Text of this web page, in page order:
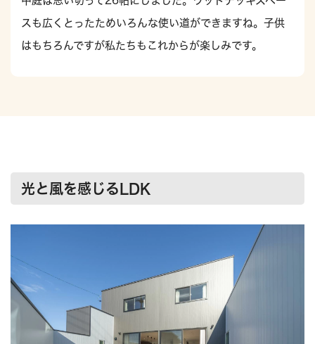
スも広くとったためいろんな使い道ができますね。子供
はもちろんですが私たちもこれからが楽しみです。
光と風を感じるLDK